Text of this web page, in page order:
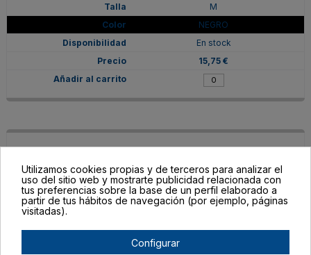
M
NEGRO
En stock
15,75 €
Utilizamos cookies propias y de terceros para analizar el
uso del sitio web y mostrarte publicidad relacionada con
tus preferencias sobre la base de un perfil elaborado a
partir de tus hábitos de navegación (por ejemplo, páginas
visitadas).
Configurar